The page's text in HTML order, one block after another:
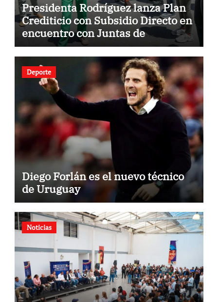
Presidenta Rodríguez lanza Plan
Crediticio con Subsidio Directo en
encuentro con Juntas de
Condominio
Deporte
Diego Forlán es el nuevo técnico
de Uruguay
Noticias